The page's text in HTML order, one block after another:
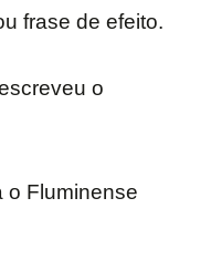
frase de efeito.
o
o Fluminense